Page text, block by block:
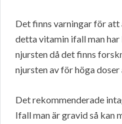
Det finns varningar för att
detta vitamin ifall man
njursten då det finns
njursten av för höga
Det rekommenderade
Ifall man är gravid så kan